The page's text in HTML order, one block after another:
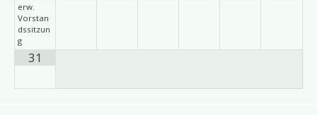
erw.
Vorstan
dssitzun
g
31